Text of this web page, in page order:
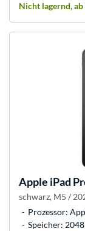
Nicht lagernd,
Apple iPad
schwarz, M5 /
Prozessor:
Speicher: